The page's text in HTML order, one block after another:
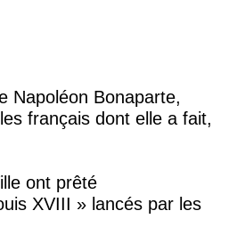
Napoléon Bonaparte,
français dont elle a fait,
ont prêté
XVIII » lancés par les